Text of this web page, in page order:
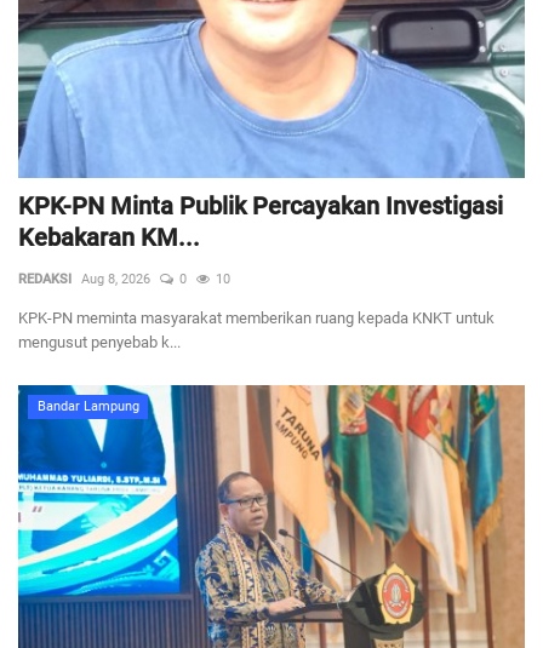
KPK-PN Minta Publik Percayakan Investigasi
Kebakaran KM...
REDAKSI Aug 8, 2026 0 10
KPK-PN meminta masyarakat memberikan ruang kepada KNKT untuk
mengusut penyebab k...
Bandar Lampung